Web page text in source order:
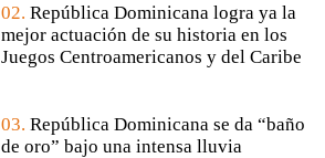
02. República Dominicana logra ya la
mejor actuación de su historia en los
Juegos Centroamericanos y del Caribe
03. República Dominicana se da “baño
de oro” bajo una intensa lluvia